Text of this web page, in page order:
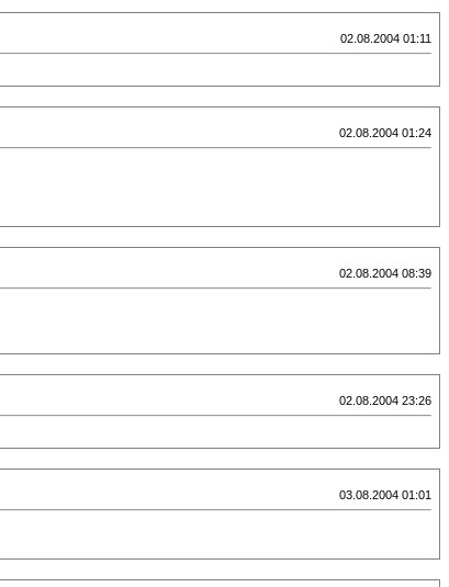
02.08.2004 01:11
02.08.2004 01:24
02.08.2004 08:39
02.08.2004 23:26
03.08.2004 01:01